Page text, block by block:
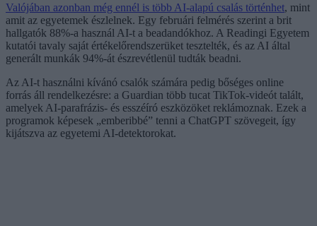
Valójában azonban még ennél is több AI-alapú csalás történhet, mint
amit az egyetemek észlelnek. Egy februári felmérés szerint a brit
hallgatók 88%-a használ AI-t a beadandókhoz. A Readingi Egyetem
kutatói tavaly saját értékelőrendszerüket tesztelték, és az AI által
generált munkák 94%-át észrevétlenül tudták beadni.
Az AI-t használni kívánó csalók számára pedig bőséges online
forrás áll rendelkezésre: a Guardian több tucat TikTok-videót talált,
amelyek AI-parafrázis- és esszéíró eszközöket reklámoznak. Ezek a
programok képesek „emberibbé” tenni a ChatGPT szövegeit, így
kijátszva az egyetemi AI-detektorokat.